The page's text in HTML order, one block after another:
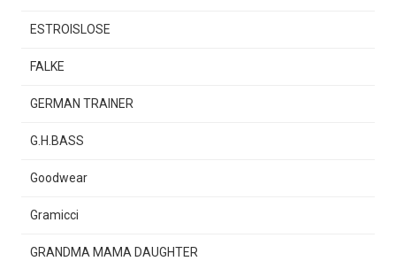
ESTROISLOSE
FALKE
GERMAN TRAINER
G.H.BASS
Goodwear
Gramicci
GRANDMA MAMA DAUGHTER